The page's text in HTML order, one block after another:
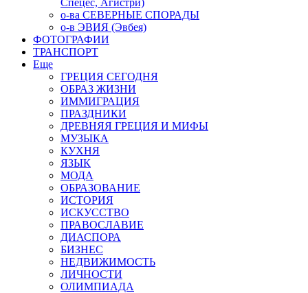
Спецес, Агистри)
о-ва СЕВЕРНЫЕ СПОРАДЫ
о-в ЭВИЯ (Эвбея)
ФОТОГРАФИИ
ТРАНСПОРТ
Еще
ГРЕЦИЯ СЕГОДНЯ
ОБРАЗ ЖИЗНИ
ИММИГРАЦИЯ
ПРАЗДНИКИ
ДРЕВНЯЯ ГРЕЦИЯ И МИФЫ
МУЗЫКА
КУХНЯ
ЯЗЫК
МОДА
ОБРАЗОВАНИЕ
ИСТОРИЯ
ИСКУССТВО
ПРАВОСЛАВИЕ
ДИАСПОРА
БИЗНЕС
НЕДВИЖИМОСТЬ
ЛИЧНОСТИ
ОЛИМПИАДА